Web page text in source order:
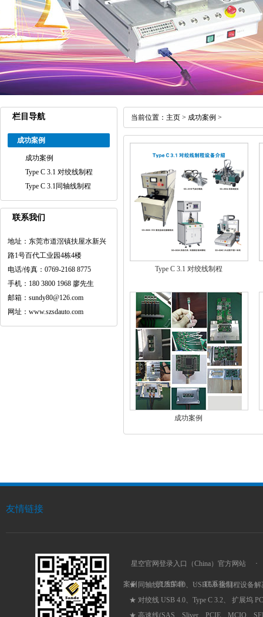
栏目导航
成功案例
成功案例
Type C 3.1 对绞线制程
Type C 3.1同轴线制程
联系我们
地址：东莞市道滘镇扶屋水新兴
路1号百代工业园4栋4楼
电话/传真：0769-2168 8775
手机：180 3800 1968 廖先生
邮箱：sundy80@126.com
网址：www.szsdauto.com
当前位置： 主页 > 成功案例 >
Type C 3.1 对绞线制程
成功案例
友情链接
星空官网登录入口（China）官方网站 ·
案例 · 资质荣誉 · 联系我们
★ 同轴线 USB 4.0、USB 5.0 全制程设备解
★ 对绞线 USB 4.0、Type C 3.2、 扩展坞
★ 高速线(SAS、Sliver、PCIE、MCIO、